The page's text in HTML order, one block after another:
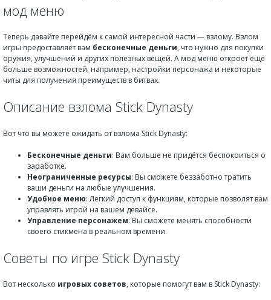
мод меню
Теперь давайте перейдём к самой интересной части — взлому. Взлом
игры предоставляет вам бесконечные деньги, что нужно для покупки
оружия, улучшений и других полезных вещей. А мод меню откроет ещё
больше возможностей, например, настройки персонажа и некоторые
читы для получения преимуществ в битвах.
Описание взлома Stick Dynasty
Вот что вы можете ожидать от взлома Stick Dynasty:
Бесконечные деньги: Вам больше не придётся беспокоиться о
заработке.
Неограниченные ресурсы: Вы сможете беззаботно тратить
ваши деньги на любые улучшения.
Удобное меню: Легкий доступ к функциям, которые позволят вам
управлять игрой на вашем девайсе.
Управление персонажем: Вы сможете менять способности
своего стикмена в реальном времени.
Советы по игре Stick Dynasty
Вот несколько игровых советов, которые помогут вам в Stick Dynasty: